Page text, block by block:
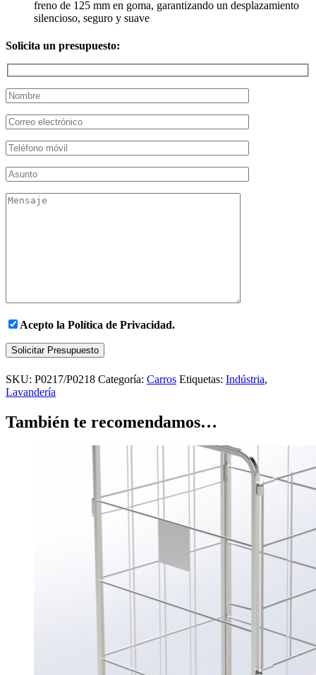
freno de 125 mm en goma, garantizando un desplazamiento
silencioso, seguro y suave
Solicita un presupuesto:
Acepto la Política de Privacidad.
Solicitar Presupuesto
SKU: P0217/P0218 Categoría: Carros Etiquetas: Indústria,
Lavandería
También te recomendamos…